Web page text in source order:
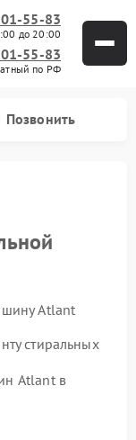
55-83
до 20:00
55-83
по РФ
Позвонить
Atlant
стиральных
Atlant в